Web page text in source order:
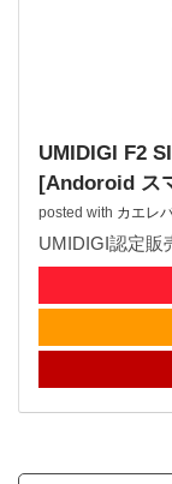
UMIDIGI F2
[Andoroid ス
posted with カエレ
UMIDIGI認定販